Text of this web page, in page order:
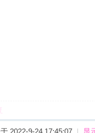
2022-9-24 17:45:07 | 显